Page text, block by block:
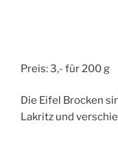
Preis: 3,- für 200 g
Die Eifel Brocken
Lakritz und